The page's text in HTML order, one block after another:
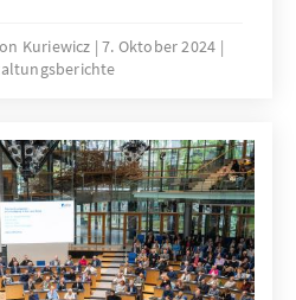
Kuriewicz 7. Oktober 2024